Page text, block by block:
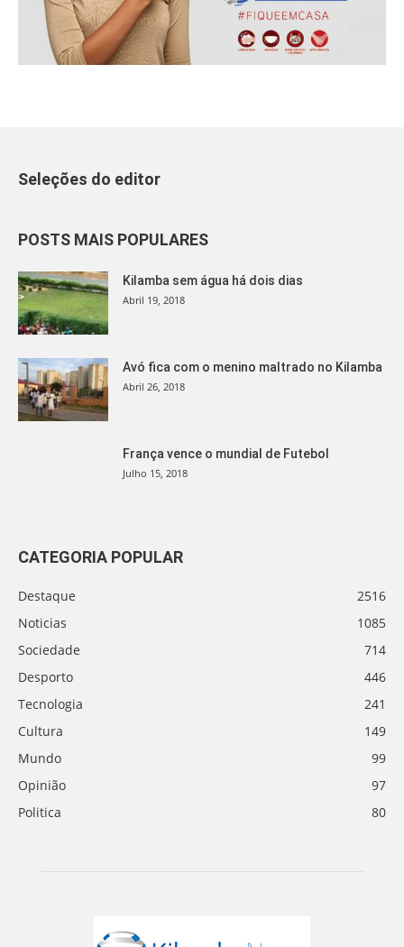
Seleções do editor
POSTS MAIS POPULARES
Kilamba sem água há dois dias
Abril 19, 2018
Avó fica com o menino maltrado no Kilamba
Abril 26, 2018
França vence o mundial de Futebol
Julho 15, 2018
CATEGORIA POPULAR
Destaque
2516
Noticias
1085
Sociedade
714
Desporto
446
Tecnologia
241
Cultura
149
Mundo
99
Opinião
97
Politica
80